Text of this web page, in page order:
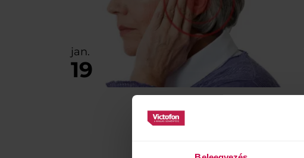
jan.
19